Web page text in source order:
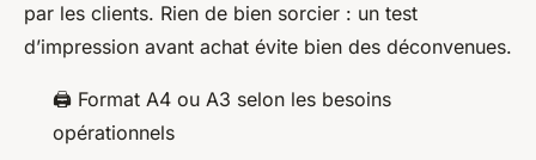
par les clients. Rien de bien sorcier : un test
d’impression avant achat évite bien des déconvenues.
🖨️ Format A4 ou A3 selon les besoins
opérationnels